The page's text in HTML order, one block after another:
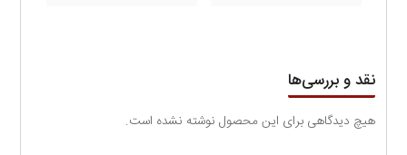
نقد و بررسی‌ها
هیچ دیدگاهی برای این محصول نوشته نشده است.